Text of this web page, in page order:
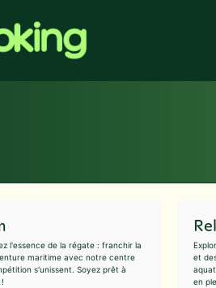
l'essence de la régate : franchir la
maritime avec notre centre
s'unissent. Soyez prêt à
et
en